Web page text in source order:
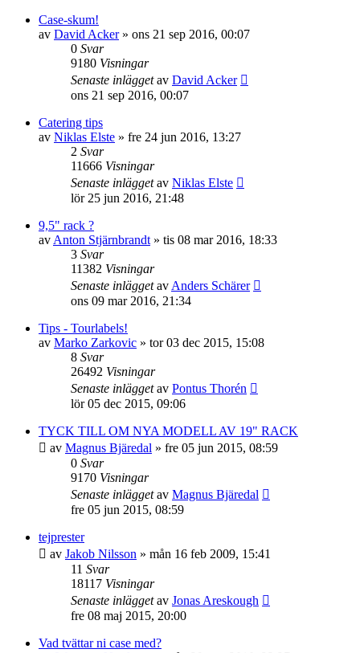
Case-skum!
av David Acker» ons 21 sep 2016, 00:07
0 Svar
9180 Visningar
Senaste inläggetav David Acker
ons 21 sep 2016, 00:07
Catering tips
av Niklas Elste » fre 24 jun 2016, 13:27
2 Svar
11666 Visningar
Senaste inläggetav Niklas Elste
lör 25 jun 2016, 21:48
9,5" rack ?
av Anton Stjärnbrandt » tis 08 mar 2016, 18:33
3 Svar
11382 Visningar
Senaste inläggetav Anders Schärer
ons 09 mar 2016, 21:34
Tips - Tourlabels!
av Marko Zarkovic » tor 03 dec 2015, 15:08
8 Svar
26492 Visningar
Senaste inläggetav Pontus Thorén
lör 05 dec 2015, 09:06
TYCK TILL OM NYA MODELL AV 19" RACK
av Magnus Bjäredal » fre 05 jun 2015, 08:59
0 Svar
9170 Visningar
Senaste inläggetav Magnus Bjäredal
fre 05 jun 2015, 08:59
tejprester
av Jakob Nilsson » mån 16 feb 2009, 15:41
11 Svar
18117 Visningar
Senaste inläggetav Jonas Areskough
fre 08 maj 2015, 20:00
Vad tvättar ni case med?